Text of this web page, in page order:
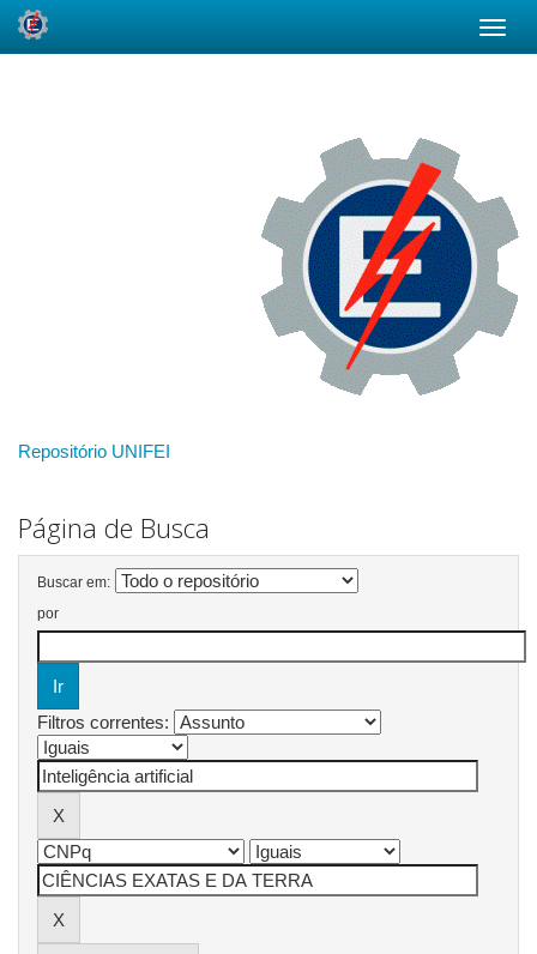
Repositório UNIFEI
Página de Busca
Buscar em:
por
Filtros correntes: